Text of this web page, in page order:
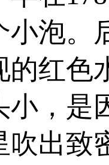
小泡。
的红色
小，是
吹出致